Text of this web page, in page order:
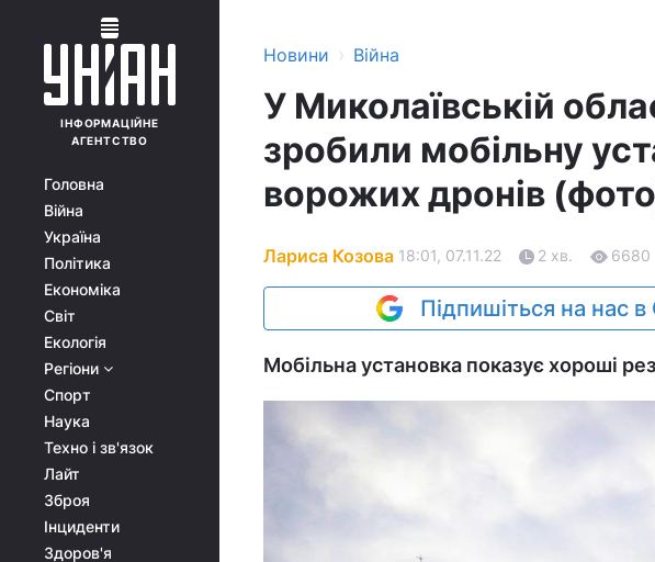
ІНФОРМАЦІЙНЕ
АГЕНТСТВО
Головна
Війна
Україна
Політика
Економіка
Світ
Екологія
Регіони
Спорт
Наука
Техно і зв'язок
Лайт
Зброя
Інциденти
Здоров'я
Новини › Війна
У Миколаївській
зробили мобільну
ворожих дронів
Лариса Козова 18:01, 07.11.22 2 хв. 6680
Підпишіться на нас в
Мобільна установка показує хороші